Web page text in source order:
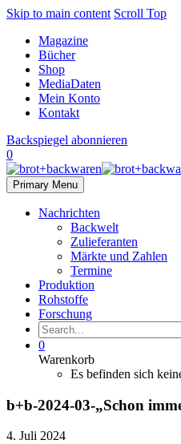
Skip to main content Scroll Top
Magazine
Bücher
Shop
MediaDaten
Mein Konto
Kontakt
Backspiegel abonnieren
0
Primary Menu
Nachrichten
Backwelt
Zulieferanten
Märkte und Zahlen
Termine
Produktion
Rohstoffe
Forschung
0
Warenkorb
Es befinden sich
b+b-2024-03-„Schon
4. Juli 2024